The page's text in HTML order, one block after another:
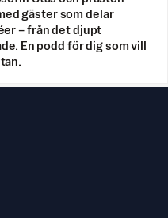
gäster som delar
– från det djupt
En podd för dig som vill